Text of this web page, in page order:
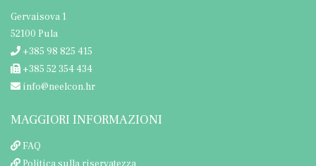
Gervaisova 1
52100 Pula
+385 98 825 415
+385 52 354 434
info@neelcon.hr
MAGGIORI INFORMAZIONI
FAQ